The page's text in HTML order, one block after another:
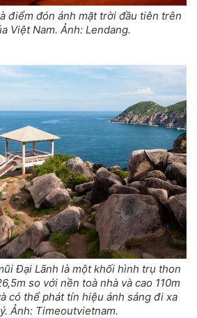
điểm đón ánh mặt trời đầu tiên trên
Việt Nam. Ảnh: Lendang.
Đại Lãnh là một khối hình trụ thon
so với nền toà nhà và cao 110m
có thể phát tín hiệu ánh sáng đi xa
Ảnh: Timeoutvietnam.